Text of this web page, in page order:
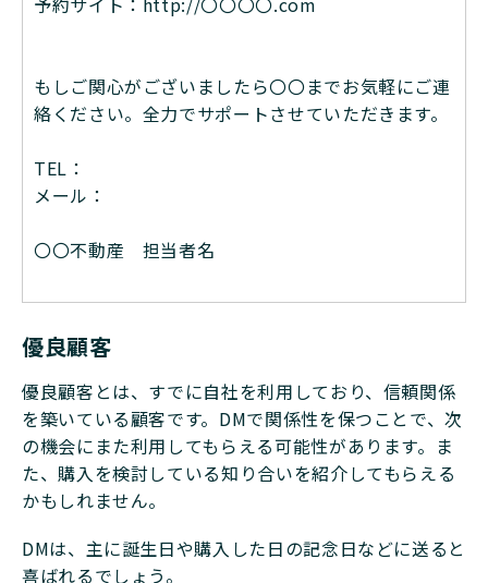
もしご関心がございましたら〇〇までお気軽にご連
絡ください。全力でサポートさせていただきます。
TEL：
メール：
〇〇不動産 担当者名
優良顧客
優良顧客とは、すでに自社を利用しており、信頼関係
を築いている顧客です。DMで関係性を保つことで、次
の機会にまた利用してもらえる可能性があります。ま
た、購入を検討している知り合いを紹介してもらえる
かもしれません。
DMは、主に誕生日や購入した日の記念日などに送ると
喜ばれるでしょう。